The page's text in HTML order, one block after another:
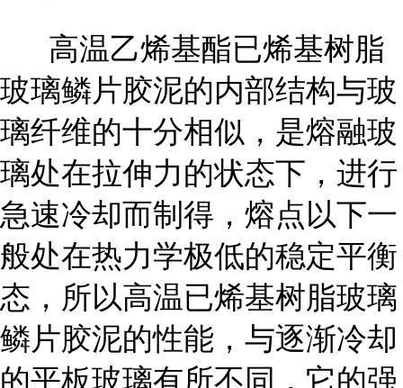
高温乙烯基酯已烯基树脂
玻璃鳞片胶泥的内部结构与玻
璃纤维的十分相似，是熔融玻
璃处在拉伸力的状态下，进行
急速冷却而制得，熔点以下一
般处在热力学极低的稳定平衡
态，所以高温已烯基树脂玻璃
鳞片胶泥的性能，与逐渐冷却
的平板玻璃有所不同，它的强